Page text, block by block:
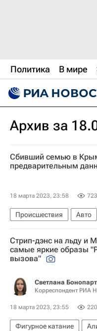
Политика В мире
Архив за
Сбивший семью в
предварительным
18 марта 2023, 23:58
Происшествия Авто
Республика Крым
Стрип-дэнс на льду и
самые яркие образы
вызова"
Светлана
Корреспондент РИА
18 марта 2023, 23:55
Фигурное катание